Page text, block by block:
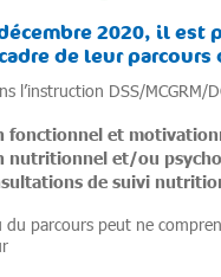
2020, il est
de leur
l’instruction DSS/
fonctionnel et
nutritionnel et/ou
de suivi
du parcours peut ne